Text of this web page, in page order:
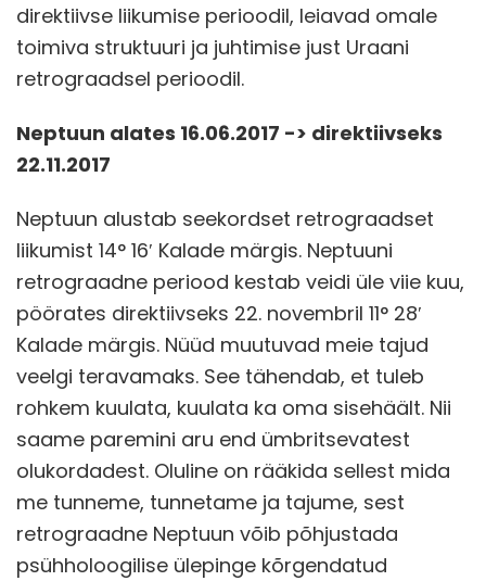
direktiivse liikumise perioodil, leiavad omale
toimiva struktuuri ja juhtimise just Uraani
retrograadsel perioodil.
Neptuun alates 16.06.2017 -> direktiivseks
22.11.2017
Neptuun alustab seekordset retrograadset
liikumist 14° 16′ Kalade märgis. Neptuuni
retrograadne periood kestab veidi üle viie kuu,
pöörates direktiivseks 22. novembril 11° 28′
Kalade märgis. Nüüd muutuvad meie tajud
veelgi teravamaks. See tähendab, et tuleb
rohkem kuulata, kuulata ka oma sisehäält. Nii
saame paremini aru end ümbritsevatest
olukordadest. Oluline on rääkida sellest mida
me tunneme, tunnetame ja tajume, sest
retrograadne Neptuun võib põhjustada
psühholoogilise ülepinge kõrgendatud